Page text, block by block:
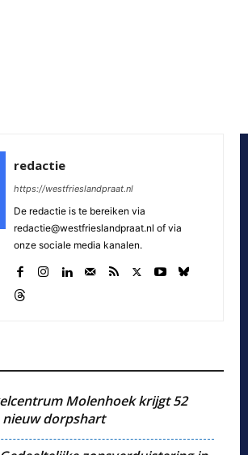
redactie
https://westfrieslandpraat.nl
De redactie is te bereiken via
redactie@westfrieslandpraat.nl of via
onze sociale media kanalen.
Molenhoek krijgt 52
nieuw dorpshart